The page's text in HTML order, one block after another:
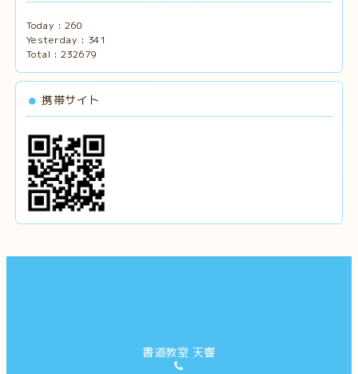
Today : 260
Yesterday : 341
Total : 232679
携帯サイト
書道教室 天響